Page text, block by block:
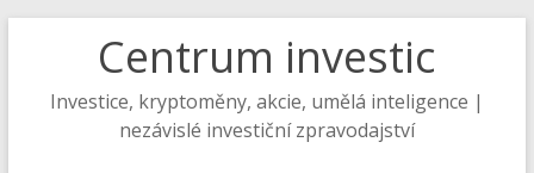
Centrum investic
Investice, kryptoměny, akcie, umělá inteligence |
nezávislé investiční zpravodajství